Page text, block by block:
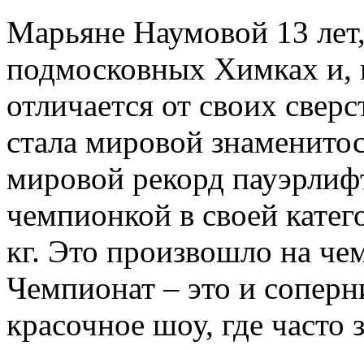
Марьяне Наумовой 13
подмосковных Химках и,
отличается от своих
стала мировой
мировой рекорд
чемпионкой в своей
кг. Это произвошло на
Чемпионат – это и
красочное шоу, где часто